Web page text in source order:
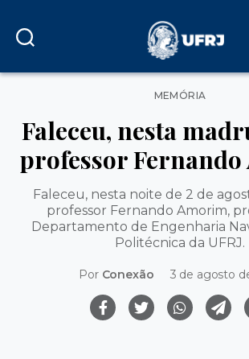
Categorias
MEMÓRIA
Faleceu, nesta
professor
Faleceu, nesta noite de 2 de
professor Fernando Amorim,
Departamento de Engenharia
Politécnica da UFRJ.
Por Conexão 3 de agosto